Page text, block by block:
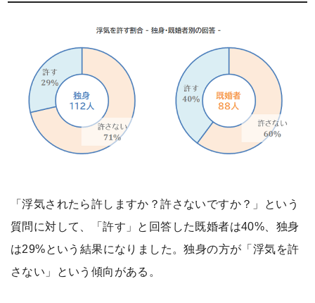
「浮気されたら許しますか？許さないですか？」という
質問に対して、「許す」と回答した既婚者は40%、独身
は29%という結果になりました。独身の方が「浮気を許
さない」という傾向がある。